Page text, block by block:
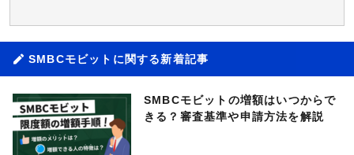
SMBCモビットに関する新着記事
SMBCモビットの増額はいつからで
きる？審査基準や申請方法を解説